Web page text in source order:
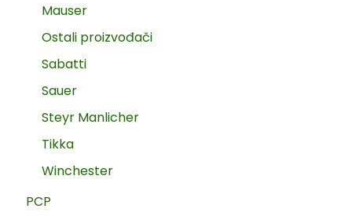
Mauser
Ostali proizvođači
Sabatti
Sauer
Steyr Manlicher
Tikka
Winchester
PCP